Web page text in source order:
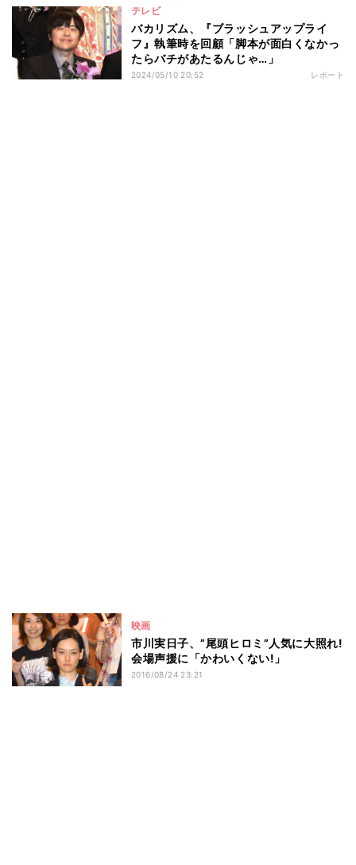
テレビ
バカリズム、『ブラッシュアップライ
フ』執筆時を回顧「脚本が面白くなかっ
たらバチがあたるんじゃ…」
2024/05/10 20:52 レポート
映画
市川実日子、”尾頭ヒロミ”人気に大照れ!
会場声援に「かわいくない!」
2016/08/24 23:21